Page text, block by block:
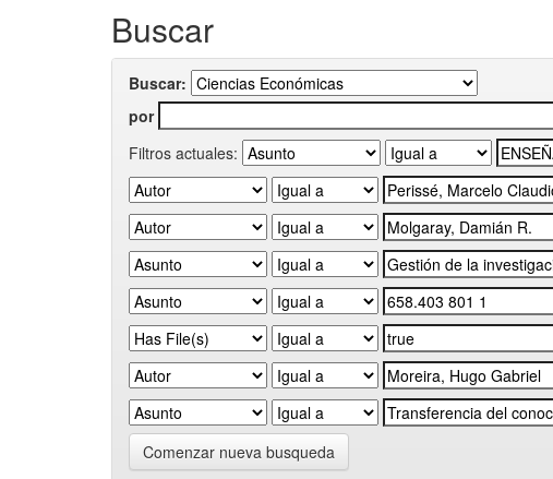
Buscar
Buscar:
por
Filtros actuales:
Comenzar nueva busqueda